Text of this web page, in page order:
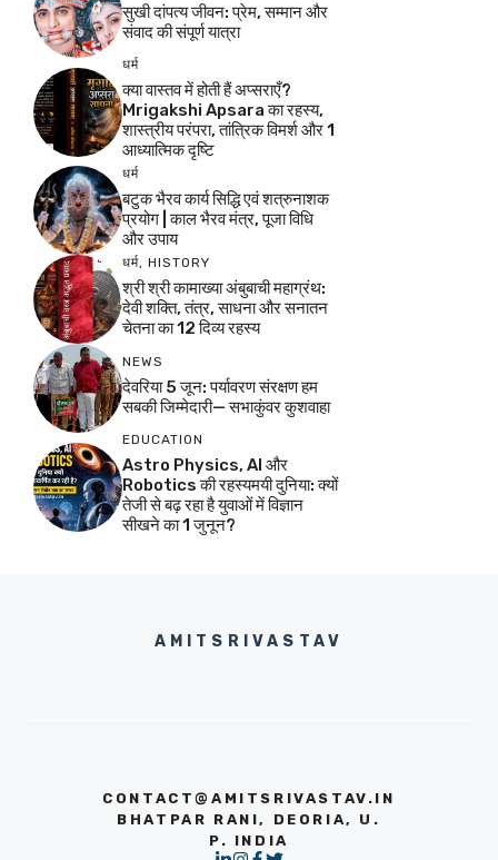
सुखी दांपत्य जीवन: प्रेम, सम्मान और
संवाद की संपूर्ण यात्रा
धर्म
क्या वास्तव में होती हैं अप्सराएँ?
Mrigakshi Apsara का रहस्य,
शास्त्रीय परंपरा, तांत्रिक विमर्श और 1
आध्यात्मिक दृष्टि
धर्म
बटुक भैरव कार्य सिद्धि एवं शत्रुनाशक
प्रयोग | काल भैरव मंत्र, पूजा विधि
और उपाय
धर्म, HISTORY
श्री श्री कामाख्या अंबुबाची महाग्रंथ:
देवी शक्ति, तंत्र, साधना और सनातन
चेतना का 12 दिव्य रहस्य
NEWS
देवरिया 5 जून: पर्यावरण संरक्षण हम
सबकी जिम्मेदारी— सभाकुंवर कुशवाहा
EDUCATION
Astro Physics, AI और
Robotics की रहस्यमयी दुनिया: क्यों
तेजी से बढ़ रहा है युवाओं में विज्ञान
सीखने का 1 जुनून?
AMITSRIVASTAV
CONTACT@AMITSRIVASTAV.IN
BHATPAR RANI, DEORIA, U.
P. INDIA